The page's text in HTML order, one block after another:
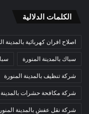
الكلمات الدلالية
اصلاح افران كهربائية بالمدينة
سباك بالمدينة المنورة
شركة تنظيف بالمدينة المنورة
شركة مكافحة حشرات بالمدينة
شركة نقل عفش بالمدينة